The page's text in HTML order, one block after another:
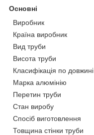
Основні
Виробник
Країна виробник
Вид труби
Висота труби
Класифікація по довжині
Марка алюмінію
Перетин труби
Стан виробу
Спосіб виготовлення
Товщина стінки труби